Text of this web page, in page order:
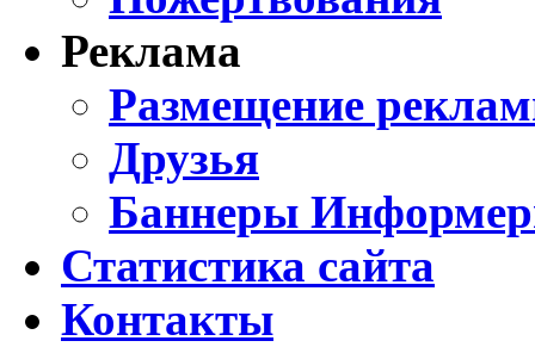
Реклама
Размещение
Друзья
Баннеры
Статистика сайта
Контакты